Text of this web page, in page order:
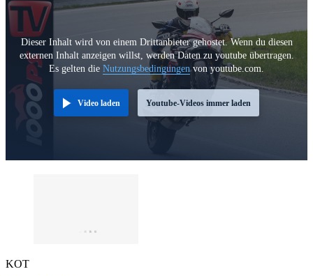
Dieser Inhalt wird von einem Drittanbieter gehostet. Wenn du diesen
externen Inhalt anzeigen willst, werden Daten zu youtube übertragen.
Es gelten die Nutzungsbedingungenvon youtube.com.
Video laden Youtube-Videos immer laden
KOT